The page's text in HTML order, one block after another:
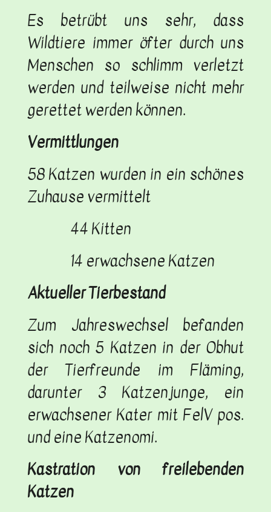
Es betrübt uns sehr, dass
Wildtiere immer öfter durch uns
Menschen so schlimm verletzt
werden und teilweise nicht mehr
gerettet werden können.
Vermittlungen
58 Katzen wurden in ein schönes
Zuhause vermittelt
44 Kitten
14 erwachsene Katzen
Aktueller Tierbestand
Zum Jahreswechsel befanden
sich noch 5 Katzen in der Obhut
der Tierfreunde im Fläming,
darunter 3 Katzenjunge, ein
erwachsener Kater mit FelV pos.
und eine Katzenomi.
Kastration von freilebenden
Katzen